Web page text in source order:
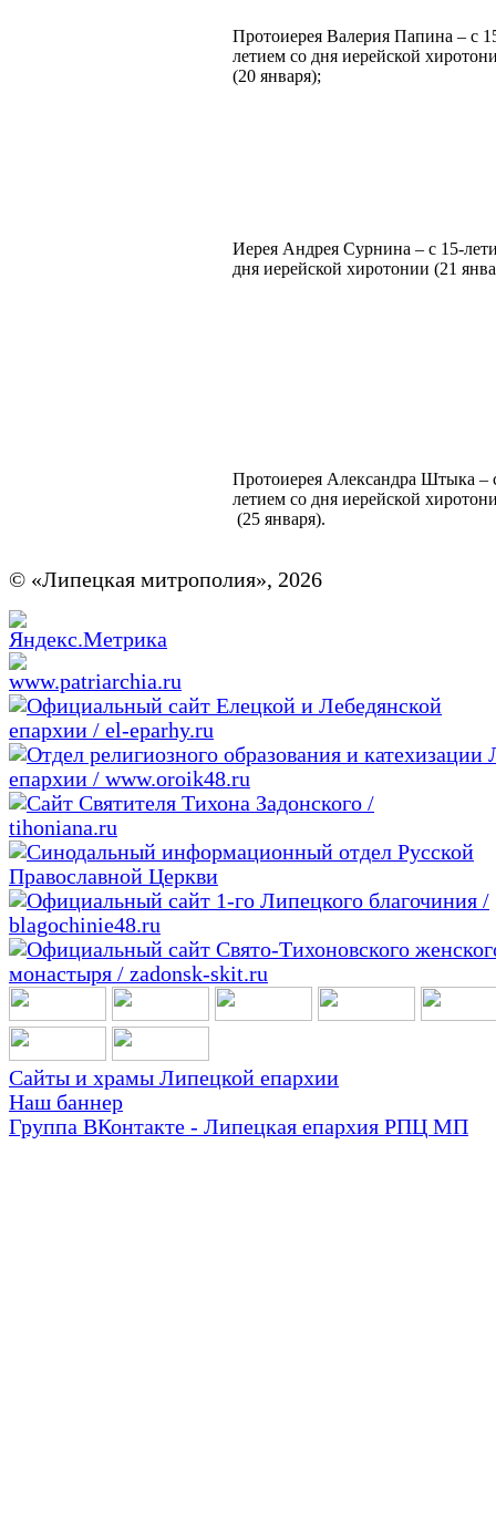
Протоиерея Валерия Папина – с
летием со дня иерейской
(20 января);
Иерея Андрея Сурнина – с 15-
дня иерейской хиротонии (21
Протоиерея Александра Штыка –
летием со дня иерейской
(25 января).
© «Липецкая митрополия», 2026
Сайты и храмы Липецкой епархии
Наш баннер
Группа ВКонтакте - Липецкая епархия РПЦ МП